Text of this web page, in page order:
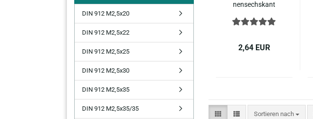
nen­sechs­kant
Edel­stahl
2,64 EUR
Sortieren nach
Sortieren nach
DIN 912 M2,5x20
DIN 912 M2,5x22
DIN 912 M2,5x25
DIN 912 M2,5x30
DIN 912 M2,5x35
DIN 912 M2,5x35/35